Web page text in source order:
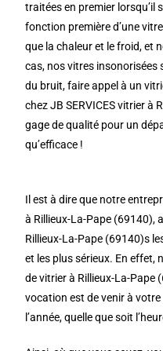
traitées en premier lorsqu’il
fonction première d’une
que la chaleur et le froid, et
cas, nos vitres insonorisées
du bruit, faire appel à un
chez JB SERVICES vitrier à
gage de qualité pour un
qu’efficace !
Il est à dire que notre
à Rillieux-La-Pape (69140),
Rillieux-La-Pape (69140)s
et les plus sérieux. En effet,
de vitrier à Rillieux-La-Pape
vocation est de venir à
l’année, quelle que soit